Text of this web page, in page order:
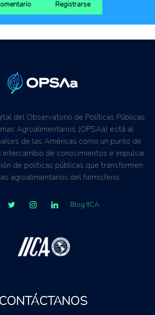
Registrarse
del Observatorio de Políticas Públicas
Agroalimentarios (OPSAa) está al
de las Américas como un punto de
intercambio de conocimientos e impulsar
de políticas públicas que transformen
agroalimentarios del hemisferio.
Blog IICA
CONTÁCTANOS